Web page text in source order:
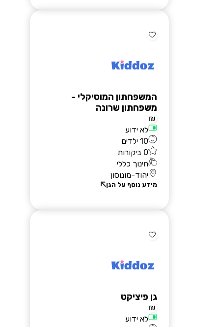
המשפחתון המוסיקלי -
משפחתון שרונה
₪
לא ידוע
10 ילדים
0 ביקורות
חינוך כללי
יהוד-מונוסון
מידע נוסף על הגן
גן פיציקט
₪
לא ידוע